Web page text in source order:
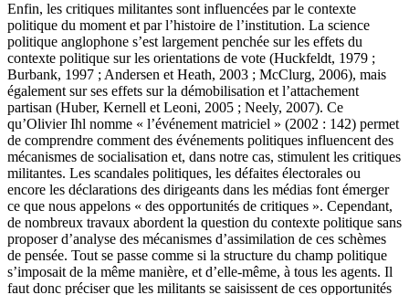
Enfin, les critiques militantes sont influencées par le contexte
politique du moment et par l’histoire de l’institution. La science
politique anglophone s’est largement penchée sur les effets du
contexte politique sur les orientations de vote (Huckfeldt, 1979 ;
Burbank, 1997 ; Andersen et Heath, 2003 ; McClurg, 2006), mais
également sur ses effets sur la démobilisation et l’attachement
partisan (Huber, Kernell et Leoni, 2005 ; Neely, 2007). Ce
qu’Olivier Ihl nomme « l’événement matriciel » (2002 : 142) permet
de comprendre comment des événements politiques influencent des
mécanismes de socialisation et, dans notre cas, stimulent les critiques
militantes. Les scandales politiques, les défaites électorales ou
encore les déclarations des dirigeants dans les médias font émerger
ce que nous appelons « des opportunités de critiques ». Cependant,
de nombreux travaux abordent la question du contexte politique sans
proposer d’analyse des mécanismes d’assimilation de ces schèmes
de pensée. Tout se passe comme si la structure du champ politique
s’imposait de la même manière, et d’elle-même, à tous les agents. Il
faut donc préciser que les militants se saisissent de ces opportunités